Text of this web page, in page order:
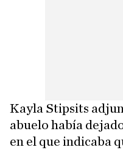
Kayla Stipsits
abuelo había
en el que indicaba